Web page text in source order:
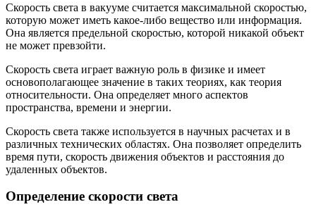
Скорость света в вакууме считается максимальной скоростью,
которую может иметь какое-либо вещество или информация.
Она является предельной скоростью, которой никакой объект
не может превзойти.
Скорость света играет важную роль в физике и имеет
основополагающее значение в таких теориях, как теория
относительности. Она определяет много аспектов
пространства, времени и энергии.
Скорость света также используется в научных расчетах и в
различных технических областях. Она позволяет определить
время пути, скорость движения объектов и расстояния до
удаленных объектов.
Определение скорости света